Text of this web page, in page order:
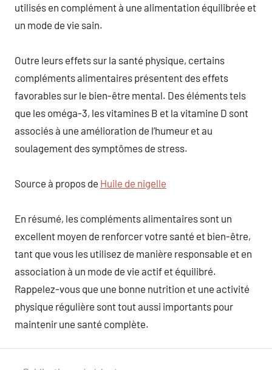
utilisés en complément à une alimentation équilibrée et
un mode de vie sain.
Outre leurs effets sur la santé physique, certains
compléments alimentaires présentent des effets
favorables sur le bien-être mental. Des éléments tels
que les oméga-3, les vitamines B et la vitamine D sont
associés à une amélioration de l’humeur et au
soulagement des symptômes de stress.
Source à propos de Huile de nigelle
En résumé, les compléments alimentaires sont un
excellent moyen de renforcer votre santé et bien-être,
tant que vous les utilisez de manière responsable et en
association à un mode de vie actif et équilibré.
Rappelez-vous que une bonne nutrition et une activité
physique régulière sont tout aussi importants pour
maintenir une santé complète.